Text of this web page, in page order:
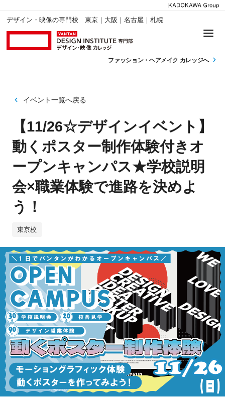
デザイン・映像の専門校 東京｜大阪｜名古屋｜札幌
ファッション・ ヘアメイク カレッジへ
イベント一覧へ戻る
【11/26☆デザインイベント】
動くポスター制作体験付きオ
ープンキャンパス★学校説明
会×職業体験で進路を決めよ
う！
東京校